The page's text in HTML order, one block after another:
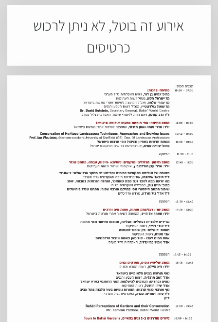
אירוע זה בוטל, לא ניתן לרכוש
כרטיסים